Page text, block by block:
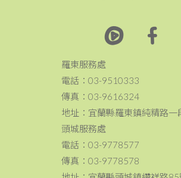
羅東服務處
電話：03-9510333
傳真：03-9616324
地址：宜蘭縣羅東鎮純精路一
頭城服務處
電話：03-9778577
傳真：03-9778578